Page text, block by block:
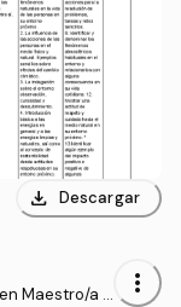
download Descargar
Maestro/a d
more_vert